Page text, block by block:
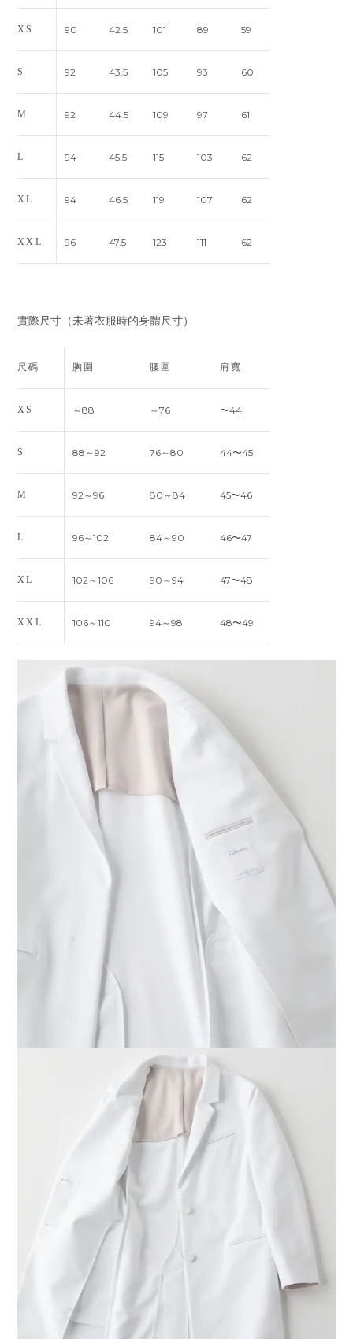
XS 90 42.5 101 89 59
S 92 43.5 105 93 60
M 92 44.5 109 97 61
L 94 45.5 115 103 62
XL 94 46.5 119 107 62
XXL 96 47.5 123 111 62
實際尺寸（未著衣服時的身體尺寸）
尺碼 胸圍 腰圍 肩寬
XS ～88 ～76 〜44
S 88～92 76～80 44〜45
M 92～96 80～84 45〜46
L 96～102 84～90 46〜47
XL 102～106 90～94 47〜48
XXL 106～110 94～98 48〜49